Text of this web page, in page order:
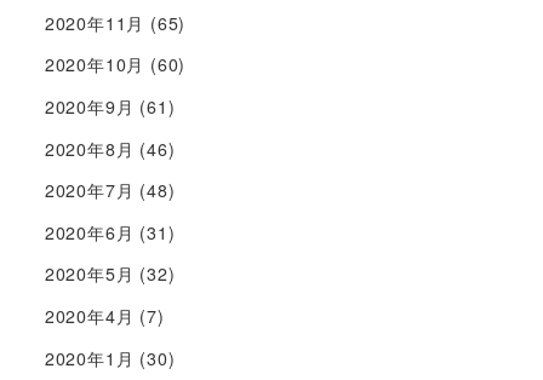
2020年11月 (65)
2020年10月 (60)
2020年9月 (61)
2020年8月 (46)
2020年7月 (48)
2020年6月 (31)
2020年5月 (32)
2020年4月 (7)
2020年1月 (30)